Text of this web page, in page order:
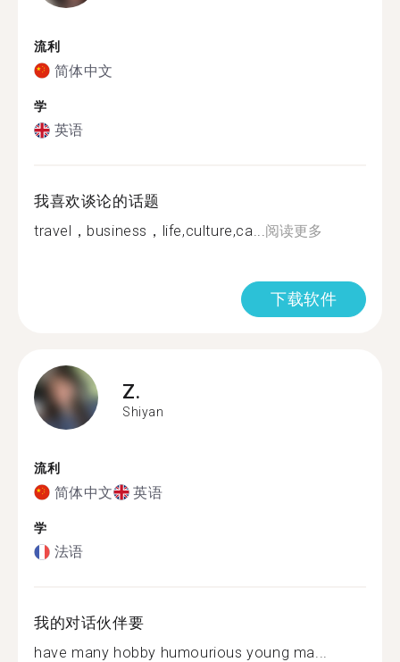
流利
简体中文
学
英语
我喜欢谈论的话题
travel，business，life,culture,ca...阅读更多
下载软件
Z.
Shiyan
流利
简体中文 英语
学
法语
我的对话伙伴要
have many hobby humourious young ma...